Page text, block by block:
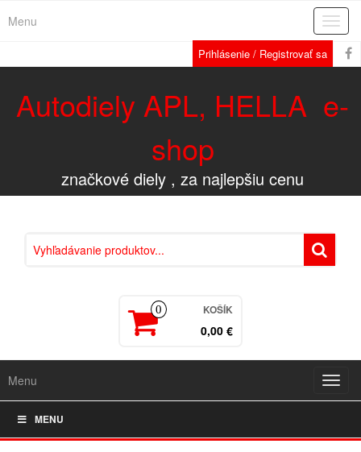
Menu
Prihlásenie / Registrovať sa
Autodiely APL, HELLA e-
shop
značkové diely , za najlepšiu cenu
0 KOŠÍK
0,00 €
Menu
MENU